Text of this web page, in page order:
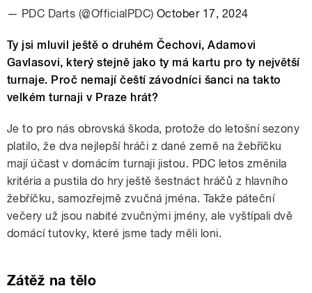
— PDC Darts (@OfficialPDC) October 17, 2024
Ty jsi mluvil ještě o druhém Čechovi, Adamovi
Gavlasovi, který stejně jako ty má kartu pro ty největší
turnaje. Proč nemají čeští závodníci šanci na takto
velkém turnaji v Praze hrát?
Je to pro nás obrovská škoda, protože do letošní sezony
platilo, že dva nejlepší hráči z dané země na žebříčku
mají účast v domácím turnaji jistou. PDC letos změnila
kritéria a pustila do hry ještě šestnáct hráčů z hlavního
žebříčku, samozřejmě zvučná jména. Takže páteční
večery už jsou nabité zvučnými jmény, ale vyštípali dvě
domácí tutovky, které jsme tady měli loni.
Zátěž na tělo